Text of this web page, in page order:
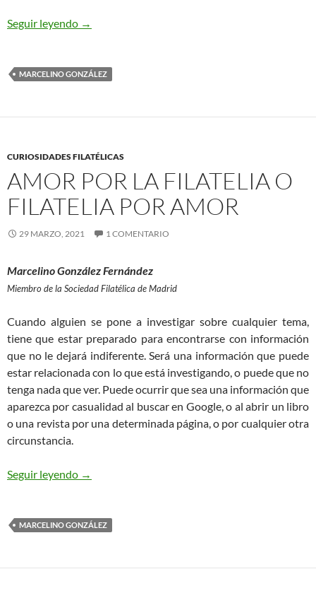
Seguir leyendo La letra “ñ” y su lucha por la supervivencia
→
MARCELINO GONZÁLEZ
CURIOSIDADES FILATÉLICAS
AMOR POR LA FILATELIA O
FILATELIA POR AMOR
29 MARZO, 2021 1 COMENTARIO
Marcelino González Fernández
Miembro de la Sociedad Filatélica de Madrid
Cuando alguien se pone a investigar sobre cualquier tema,
tiene que estar preparado para encontrarse con información
que no le dejará indiferente. Será una información que puede
estar relacionada con lo que está investigando, o puede que no
tenga nada que ver. Puede ocurrir que sea una información que
aparezca por casualidad al buscar en Google, o al abrir un libro
o una revista por una determinada página, o por cualquier otra
circunstancia.
Seguir leyendo Amor por la Filatelia o Filatelia por Amor
→
MARCELINO GONZÁLEZ